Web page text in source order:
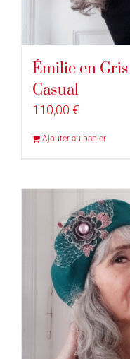
Émilie en
Casual
110,00 €
Ajouter au panier